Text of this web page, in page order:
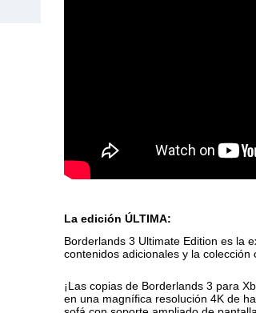
La edición ÚLTIMA:
Borderlands 3 Ultimate Edition es la
contenidos adicionales y la colección
¡Las copias de Borderlands 3 para
en una magnífica resolución 4K de